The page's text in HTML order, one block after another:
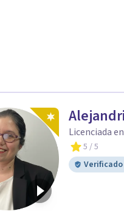
Licenciada
5 / 5
Verificado